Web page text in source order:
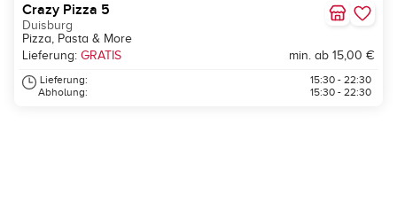
Crazy Pizza 5
Duisburg
Pizza, Pasta & More
Lieferung: GRATIS min. ab 15,00 €
Lieferung:
Abholung:
15:30 - 22:30
15:30 - 22:30